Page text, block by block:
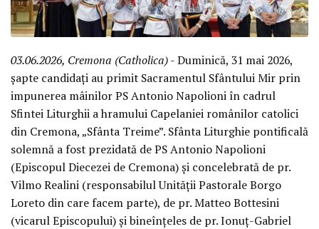
03.06.2026, Cremona (Catholica)- Duminică, 31 mai 2026,
șapte candidați au primit Sacramentul Sfântului Mir prin
impunerea mâinilor PS Antonio Napolioni în cadrul
Sfintei Liturghii a hramului Capelaniei românilor catolici
din Cremona, „Sfânta Treime”. Sfânta Liturghie pontificală
solemnă a fost prezidată de PS Antonio Napolioni
(Episcopul Diecezei de Cremona) și concelebrată de pr.
Vilmo Realini (responsabilul Unității Pastorale Borgo
Loreto din care facem parte), de pr. Matteo Bottesini
(vicarul Episcopului) și bineînțeles de pr. Ionuț-Gabriel